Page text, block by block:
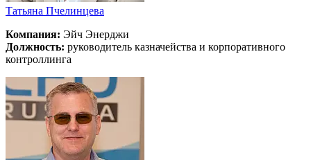
Татьяна Пчелинцева
Компания: Эйч Энерджи
Должность: руководитель казначейства и корпоративного
контроллинга